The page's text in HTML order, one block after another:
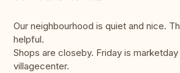
Our neighbourhood is quiet and nice.
helpful.
Shops are closeby. Friday is marketday
villagecenter.